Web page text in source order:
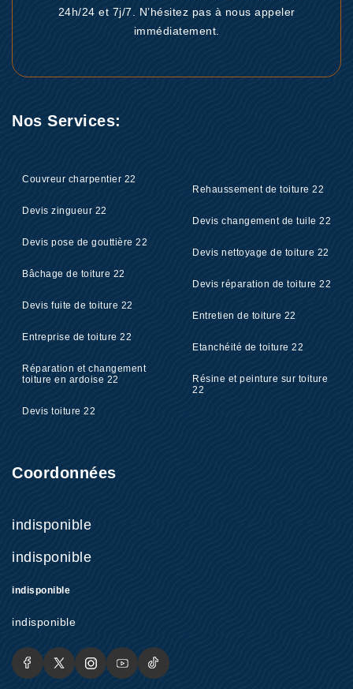
24h/24 et 7j/7. N’hésitez pas à nous appeler
immédiatement.
Nos Services:
Couvreur charpentier 22
Devis zingueur 22
Devis pose de gouttière 22
Bâchage de toiture 22
Devis fuite de toiture 22
Entreprise de toiture 22
Réparation et changement
toiture en ardoise 22
Devis toiture 22
Rehaussement de toiture 22
Devis changement de tuile 22
Devis nettoyage de toiture 22
Devis réparation de toiture 22
Entretien de toiture 22
Etanchéité de toiture 22
Résine et peinture sur toiture
22
Coordonnées
indisponible
indisponible
indisponible
indisponible